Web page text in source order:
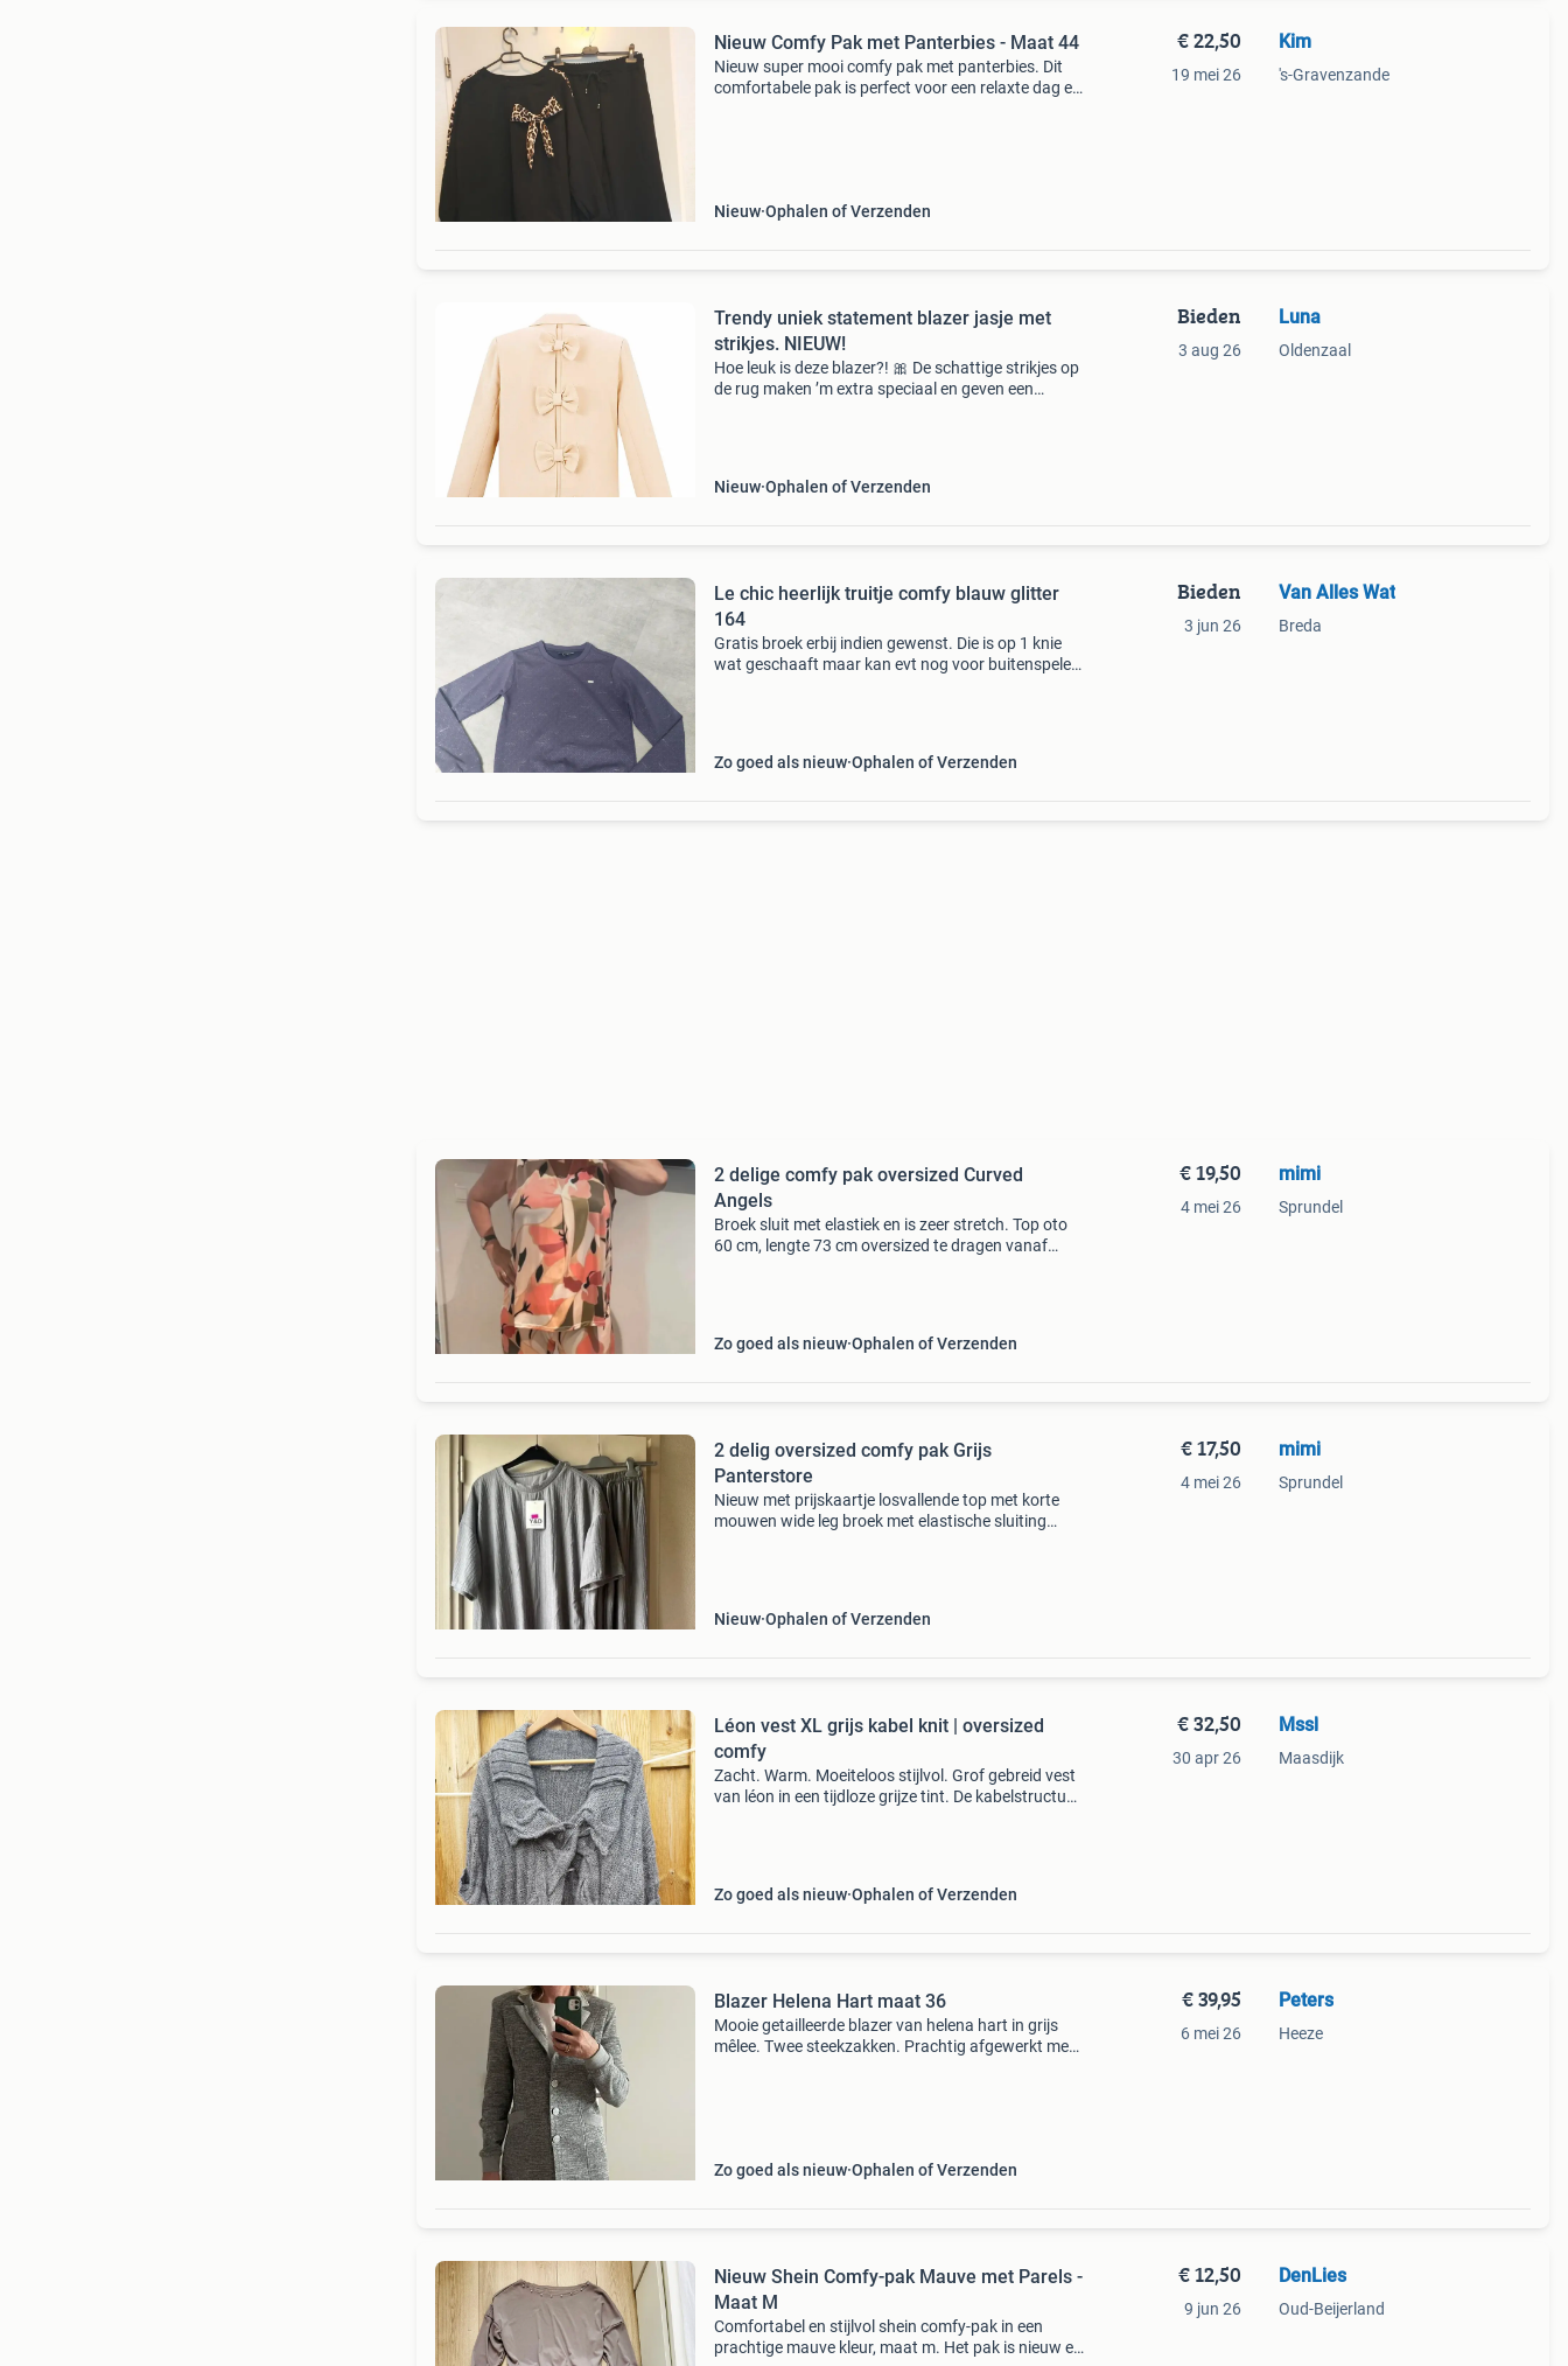
Nieuw Comfy Pak met Panterbies - Maat 44
Nieuw super mooi comfy pak met panterbies. Dit
comfortabele pak is perfect voor een relaxte dag en
Nieuw Ophalen of Verzenden
€ 22,50
19 mei 26
Kim
's-Gravenzande
Trendy uniek statement blazer jasje met
strikjes. NIEUW!
Hoe leuk is deze blazer?! 🎀 De schattige strikjes op
de rug maken ’m extra speciaal en geven een
Nieuw Ophalen of Verzenden
Bieden
3 aug 26
Luna
Oldenzaal
Le chic heerlijk truitje comfy blauw glitter
164
Gratis broek erbij indien gewenst. Die is op 1 knie
wat geschaaft maar kan evt nog voor buitenspelen
Zo goed als nieuw Ophalen of Verzenden
Bieden
3 jun 26
Van Alles Wat
Breda
2 delige comfy pak oversized Curved
Angels
Broek sluit met elastiek en is zeer stretch. Top oto
60 cm, lengte 73 cm oversized te dragen vanaf
Zo goed als nieuw Ophalen of Verzenden
€ 19,50
4 mei 26
mimi
Sprundel
2 delig oversized comfy pak Grijs
Panterstore
Nieuw met prijskaartje losvallende top met korte
mouwen wide leg broek met elastische sluiting
Nieuw Ophalen of Verzenden
€ 17,50
4 mei 26
mimi
Sprundel
Léon vest XL grijs kabel knit | oversized
comfy
Zacht. Warm. Moeiteloos stijlvol. Grof gebreid vest
van léon in een tijdloze grijze tint. De kabelstructuur
Zo goed als nieuw Ophalen of Verzenden
€ 32,50
30 apr 26
Mssl
Maasdijk
Blazer Helena Hart maat 36
Mooie getailleerde blazer van helena hart in grijs
mêlee. Twee steekzakken. Prachtig afgewerkt met
Zo goed als nieuw Ophalen of Verzenden
€ 39,95
6 mei 26
Peters
Heeze
Nieuw Shein Comfy-pak Mauve met Parels -
Maat M
Comfortabel en stijlvol shein comfy-pak in een
prachtige mauve kleur, maat m. Het pak is nieuw en
€ 12,50
9 jun 26
DenLies
Oud-Beijerland